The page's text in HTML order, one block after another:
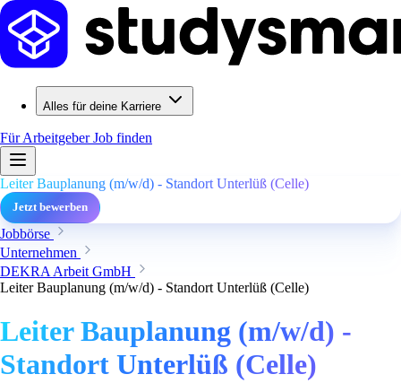
Alles für deine Karriere
Für ArbeitgeberJob finden
Leiter Bauplanung (m/w/d) - Standort Unterlüß (Celle)
Jetzt bewerben
Jobbörse
Unternehmen
DEKRA Arbeit GmbH
Leiter Bauplanung (m/w/d) - Standort Unterlüß (Celle)
Leiter Bauplanung (m/w/d) -
Standort Unterlüß (Celle)